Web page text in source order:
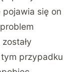
się on
przypadku